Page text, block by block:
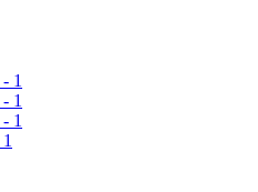
- 1
- 1
- 1
1